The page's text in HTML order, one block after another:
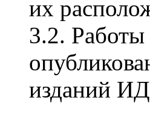
их
3.2.
изданий